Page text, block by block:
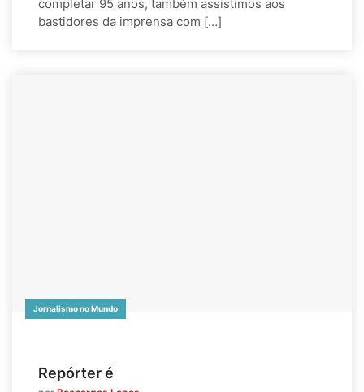
completar 95 anos, também assistimos aos
bastidores da imprensa com […]
Jornalismo no Mundo
Repórter é